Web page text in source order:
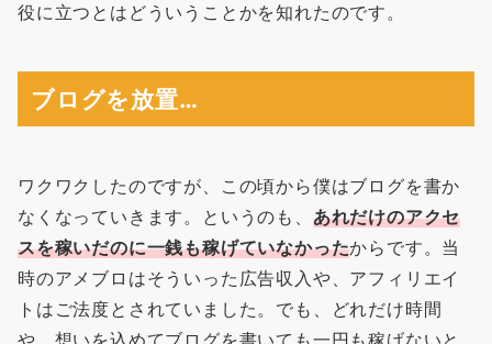
役に立つとはどういうことかを知れたのです。
ブログを放置…
ワクワクしたのですが、この頃から僕はブログを書か
なくなっていきます。というのも、 あれだけのアクセ
スを稼いだのに一銭も稼げていなかったからです。当
時のアメブロはそういった広告収入や、アフィリエイ
トはご法度とされていました。でも、どれだけ時間